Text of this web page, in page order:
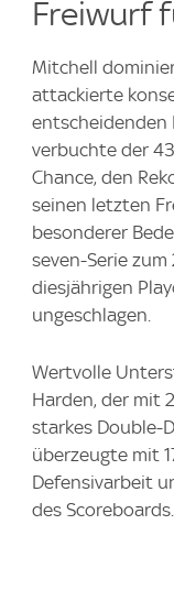
Freiwurf
Mitchell
attackierte
entscheidenden
verbuchte der
Chance, den
seinen letzten
besonderer
seven-Serie
diesjährigen
ungeschlagen.
Wertvolle
Harden, der mit
starkes Double-
überzeugte mit
Defensivarbeit
des Scoreboards.